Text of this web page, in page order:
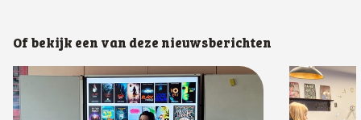
Of bekijk een van deze nieuwsberichten